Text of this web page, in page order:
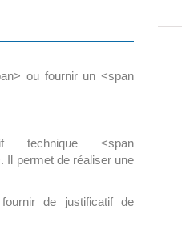
ou fournir un <span
technique <span
Il permet de réaliser une
de justificatif de